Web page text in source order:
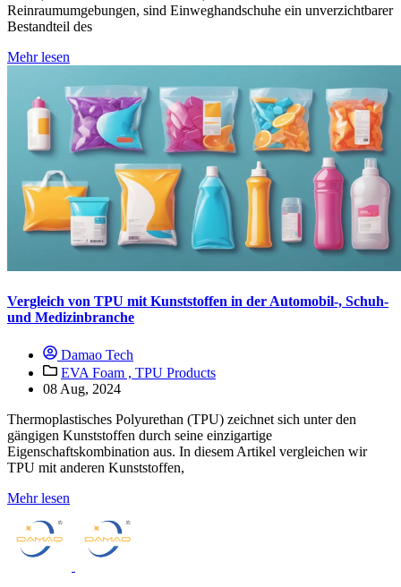
Reinraumumgebungen, sind Einweghandschuhe ein unverzichtbarer
Bestandteil des
Mehr lesen
Vergleich von TPU mit Kunststoffen in der Automobil-, Schuh-
und Medizinbranche
Damao Tech
EVA Foam , TPU Products
08 Aug, 2024
Thermoplastisches Polyurethan (TPU) zeichnet sich unter den
gängigen Kunststoffen durch seine einzigartige
Eigenschaftskombination aus. In diesem Artikel vergleichen wir
TPU mit anderen Kunststoffen,
Mehr lesen